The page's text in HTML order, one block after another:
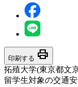
印刷する print
拓殖大学(東京都文
留学生対象の交通